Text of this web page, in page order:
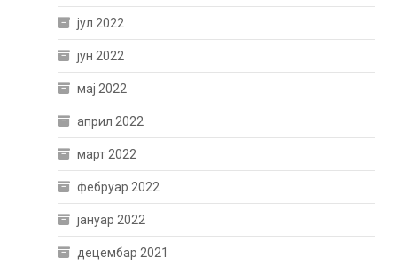
јул 2022
јун 2022
мај 2022
април 2022
март 2022
фебруар 2022
јануар 2022
децембар 2021